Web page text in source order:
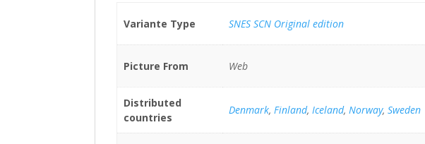
Variante Type SNES SCN Original edition
Picture From Web
Distributed
countries
Denmark, Finland, Iceland, Norway, Sweden